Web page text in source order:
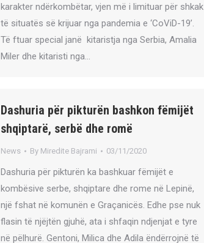
karakter ndërkombëtar, vjen më i limituar për shkak
të situatës së krijuar nga pandemia e ‘CoViD-19’.
Të ftuar special janë kitaristja nga Serbia, Amalia
Miler dhe kitaristi nga…
Dashuria për pikturën bashkon fëmijët
shqiptarë, serbë dhe romë
News By Miredite Bajrami 03/11/2020
Dashuria për pikturën ka bashkuar fëmijët e
kombësive serbe, shqiptare dhe rome në Lepinë,
një fshat në komunën e Graçanicës. Edhe pse nuk
flasin të njëjtën gjuhë, ata i shfaqin ndjenjat e tyre
në pëlhurë. Gentoni, Milica dhe Adila ëndërrojnë të